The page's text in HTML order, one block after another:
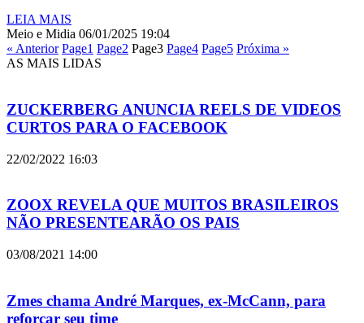
LEIA MAIS
Meio e Midia 06/01/2025 19:04
« Anterior Page1 Page2 Page3 Page4 Page5 Próxima »
AS MAIS LIDAS
ZUCKERBERG ANUNCIA REELS DE VIDEOS
CURTOS PARA O FACEBOOK
22/02/2022 16:03
ZOOX REVELA QUE MUITOS BRASILEIROS
NÃO PRESENTEARÃO OS PAIS
03/08/2021 14:00
Zmes chama André Marques, ex-McCann, para
reforçar seu time